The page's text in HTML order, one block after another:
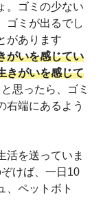
。ゴミの少ない
ゴミが出るでし
があります
がいを感じてい
きがいを感じて
思ったら、ゴミ
右端にあるよう
活を送っていま
けば、一日10
、ペットボト